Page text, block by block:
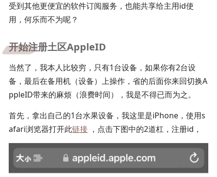
受到其他更便宜的软件订阅服务，也能共享给主用id使
用，何乐而不为呢？
开始注册土区AppleID
当然了，我本人比较穷，只有1台设备，如果你有2台设
备，最后在备用机（设备）上操作，省的后面你来回切换A
ppleID带来的麻烦（浪费时间），我是不得已而为之。
首先，拿出自己的1台水果设备，我这里是iPhone，使用s
afari浏览器打开此链接，点击下图中的2道杠，注册id，